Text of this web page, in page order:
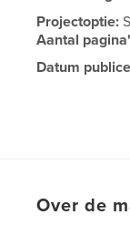
Projectoptie:
Aantal
Datum
Over de